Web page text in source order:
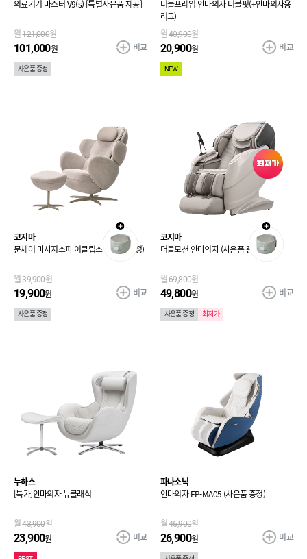
의료기기 마스터 V9(s) [특별사은품 제공]
월121,000원
101,000원
사은품 증정
비교
더블프레임 안마의자 더블핏(+안마의자용
러그)
월40,900원
20,900원
NEW
비교
코지마
문체어 마사지소파 이클립스 (사은품증정)
월 39,900원
19,900원
사은품 증정
비교
코지마
더블모션 안마의자 (사은품 증정)
월 69,800원
49,800원
사은품 증정 최저가
비교
누하스
[특가]안마의자 뉴클래식
월 43,900원
23,900원 비교
파나소닉
안마의자 EP-MA05 (사은품 증정)
월 46,900원
26,900원 비교